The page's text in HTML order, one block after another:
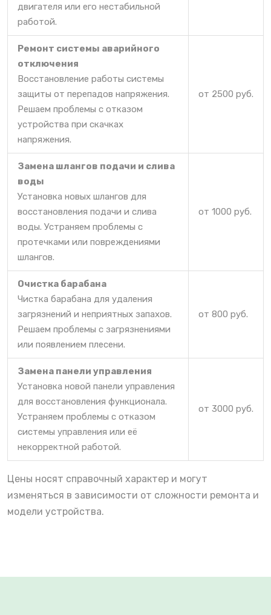
двигателя или его нестабильной
работой.
Ремонт системы аварийного
отключения
Восстановление работы системы
защиты от перепадов напряжения.
Решаем проблемы с отказом
устройства при скачках
напряжения.
от 2500 руб.
Замена шлангов подачи и слива
воды
Установка новых шлангов для
восстановления подачи и слива
воды. Устраняем проблемы с
протечками или повреждениями
шлангов.
от 1000 руб.
Очистка барабана
Чистка барабана для удаления
загрязнений и неприятных запахов.
Решаем проблемы с загрязнениями
или появлением плесени.
от 800 руб.
Замена панели управления
Установка новой панели управления
для восстановления функционала.
Устраняем проблемы с отказом
системы управления или её
некорректной работой.
от 3000 руб.
Цены носят справочный характер и могут
изменяться в зависимости от сложности ремонта и
модели устройства.